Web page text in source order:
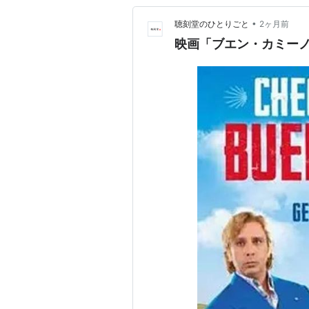
聴刻堂のひとりごと • 2ヶ月前
映画「ブエン・カミー